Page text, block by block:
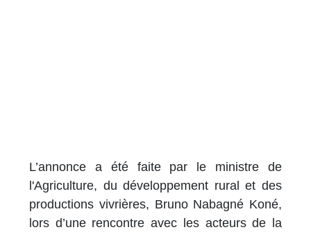
L’annonce a été faite par le ministre de
l'Agriculture, du développement rural et des
productions vivrières, Bruno Nabagné Koné,
lors d’une rencontre avec les acteurs de la